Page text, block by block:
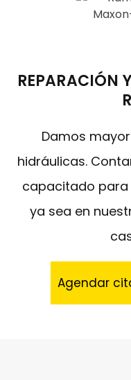
REPARACIÓN
Damos
hidráulicas.
capacitado para
ya sea en
Agendar